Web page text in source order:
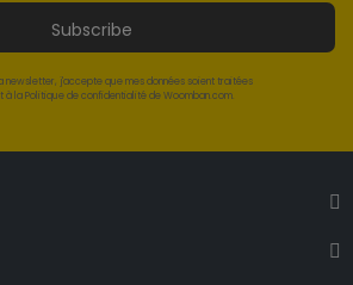
Subscribe
newsletter, j'accepte que mes données soient traitées
à la Politique de confidentialité de Woomban.com.